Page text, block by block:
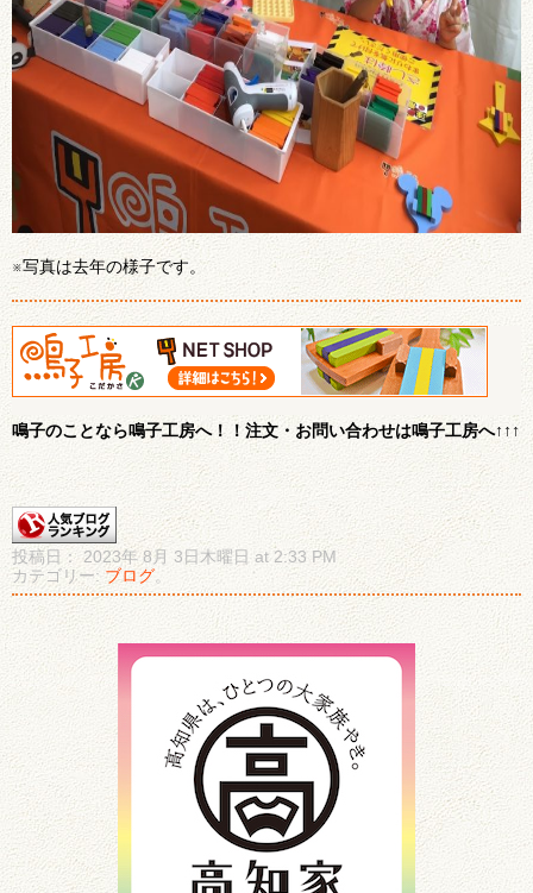
※写真は去年の様子です。
鳴子のことなら鳴子工房へ！！注文・お問い合わせは鳴子工房へ↑↑↑
投稿日： 2023年 8月 3日木曜日 at 2:33 PM
カテゴリー: ブログ。